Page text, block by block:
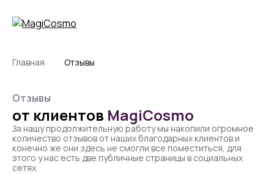
Главная Отзывы
Отзывы
от клиентов MagiCosmo
За нашу продолжительную работу мы накопили огромное
количество отзывов от наших благодарных клиентов и
конечно же они здесь не смогли все поместиться, для
этого у нас есть две публичные страницы в социальных
сетях.